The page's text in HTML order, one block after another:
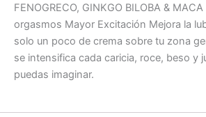
FENOGRECO, GINKGO BILOBA &
orgasmos Mayor Excitación Mejora la
solo un poco de crema sobre tu zona
se intensifica cada caricia, roce, beso y
puedas imaginar.